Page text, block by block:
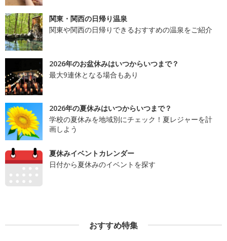
関東・関西の日帰り温泉
関東や関西の日帰りできるおすすめの温泉をご紹介
2026年のお盆休みはいつからいつまで？
最大9連休となる場合もあり
2026年の夏休みはいつからいつまで？
学校の夏休みを地域別にチェック！夏レジャーを計
画しよう
夏休みイベントカレンダー
日付から夏休みのイベントを探す
おすすめ特集